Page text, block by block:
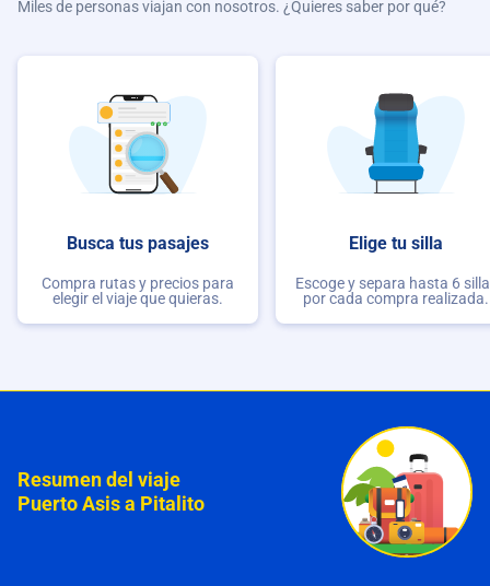
Miles de personas viajan con nosotros. ¿Quieres saber por qué?
Busca tus pasajes
Compra rutas y precios para
elegir el viaje que quieras.
Elige tu silla
Escoge y separa hasta 6
por cada compra realizada.
Resumen del viaje
Puerto Asis a Pitalito